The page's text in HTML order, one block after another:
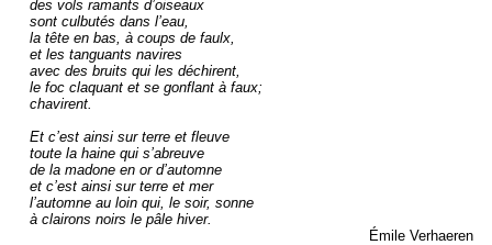
des vols ramants d’oiseaux
sont culbutés dans l’eau,
la tête en bas, à coups de faulx,
et les tanguants navires
avec des bruits qui les déchirent,
le foc claquant et se gonflant à faux;
chavirent.
Et c’est ainsi sur terre et fleuve
toute la haine qui s’abreuve
de la madone en or d’automne
et c’est ainsi sur terre et mer
l’automne au loin qui, le soir, sonne
à clairons noirs le pâle hiver.
Émile Verhaeren